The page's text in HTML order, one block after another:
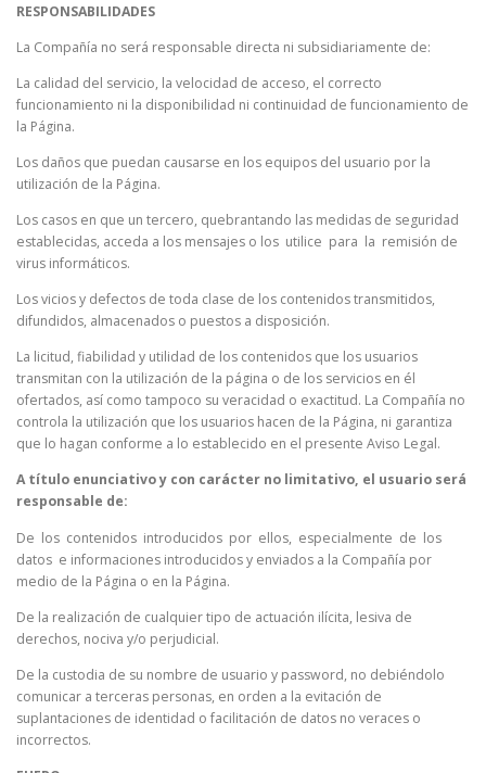
RESPONSABILIDADES
La Compañía no será responsable directa ni subsidiariamente de:
La calidad del servicio, la velocidad de acceso, el correcto
funcionamiento ni la disponibilidad ni continuidad de funcionamiento de
la Página.
Los daños que puedan causarse en los equipos del usuario por la
utilización de la Página.
Los casos en que un tercero, quebrantando las medidas de seguridad
establecidas, acceda a los mensajes o los utilice para la remisión de
virus informáticos.
Los vicios y defectos de toda clase de los contenidos transmitidos,
difundidos, almacenados o puestos a disposición.
La licitud, fiabilidad y utilidad de los contenidos que los usuarios
transmitan con la utilización de la página o de los servicios en él
ofertados, así como tampoco su veracidad o exactitud. La Compañía no
controla la utilización que los usuarios hacen de la Página, ni garantiza
que lo hagan conforme a lo establecido en el presente Aviso Legal.
A título enunciativo y con carácter no limitativo, el usuario será
responsable de:
De los contenidos introducidos por ellos, especialmente de los
datos e informaciones introducidos y enviados a la Compañía por
medio de la Página o en la Página.
De la realización de cualquier tipo de actuación ilícita, lesiva de
derechos, nociva y/o perjudicial.
De la custodia de su nombre de usuario y password, no debiéndolo
comunicar a terceras personas, en orden a la evitación de
suplantaciones de identidad o facilitación de datos no veraces o
incorrectos.